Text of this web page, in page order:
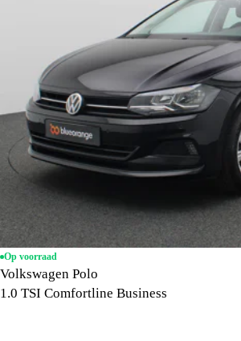
Op voorraad
Volkswagen Polo
1.0 TSI Comfortline Business